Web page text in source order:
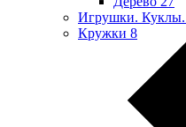
Игрушки. Куклы.
Кружки 8